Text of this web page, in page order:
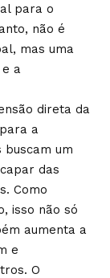
para o
não é
mas uma
a
direta da
a
buscam um
das
Como
isso não só
aumenta a
e
O